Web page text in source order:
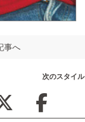
事へ
次のスタイル